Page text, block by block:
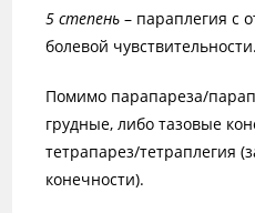
5 степень – параплегия с
болевой чувствительности.
Помимо парапареза/
грудные, либо тазовые
тетрапарез/тетраплегия
конечности).